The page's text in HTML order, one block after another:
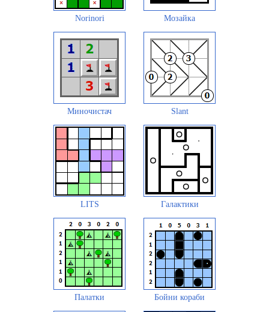
Norinori Мозайка
Миночистач Slant
LITS Галактики
Палатки Бойни кораби